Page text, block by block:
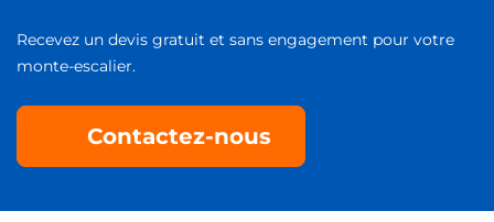
Recevez un devis gratuit et sans engagement pour votre
monte-escalier.
Contactez-nous